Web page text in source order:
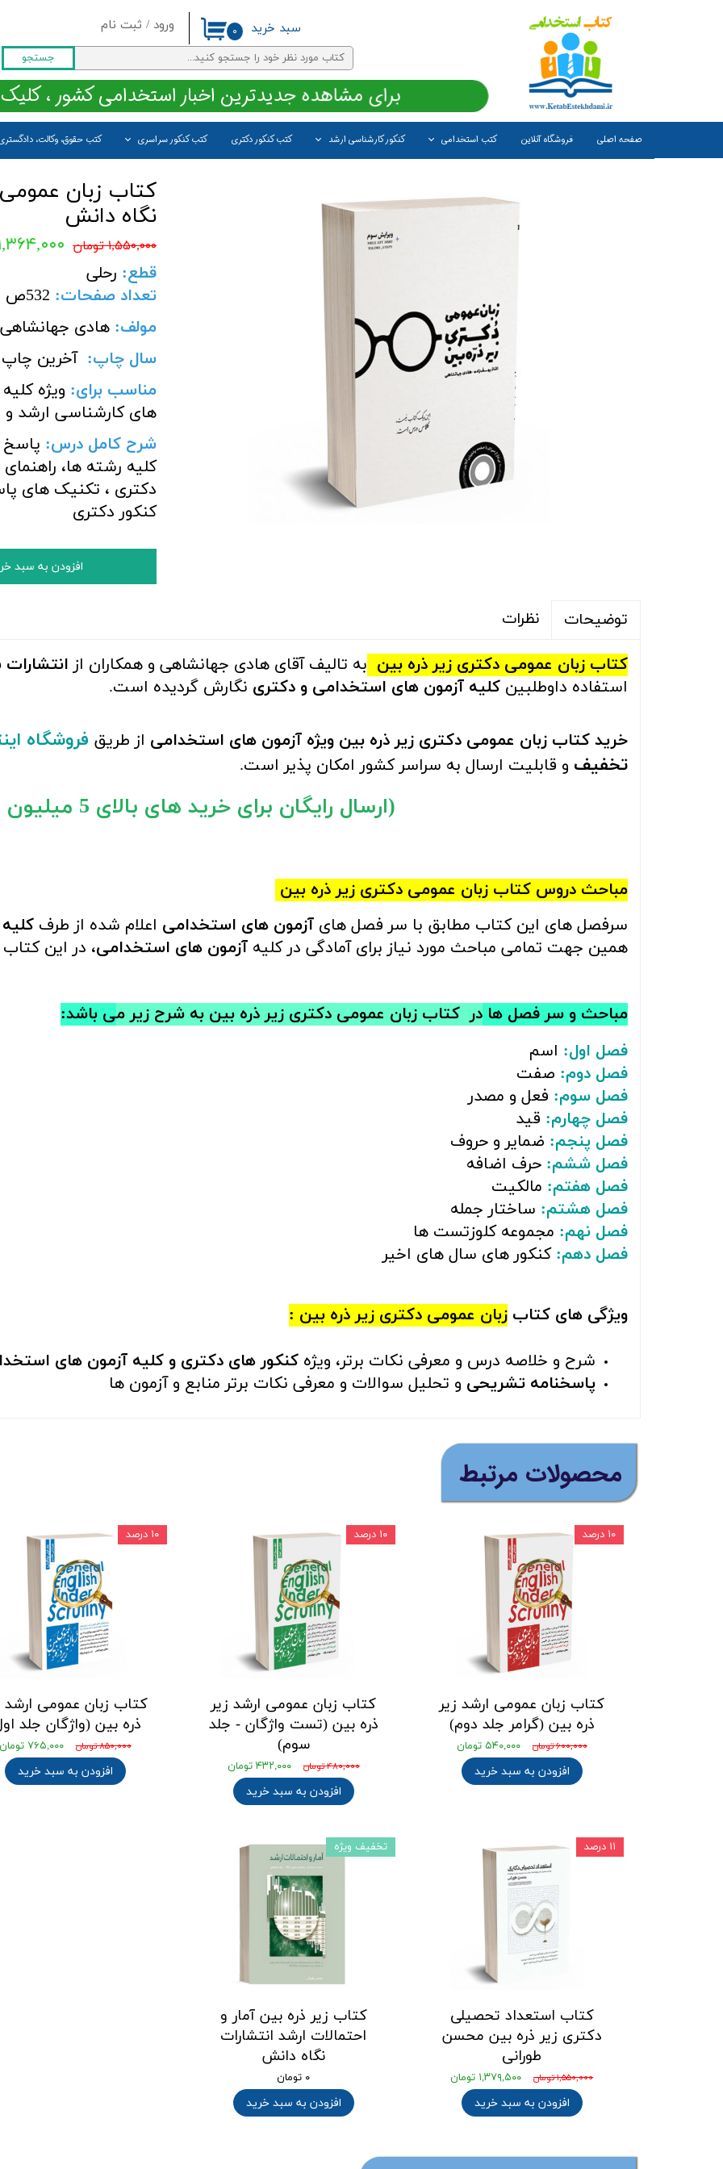
ورود / ثبت نام
حساب کاربری من
تغییر گذر واژه
سفارشات
خروج از حساب کاربری
جستجو
صفحه اصلی فروشگاه آنلاین کتب استخدامی کنکور کارشناسی ارشد کتب کنکور دکتری کتب کنکور سراسری کتب حقوق، وکالت،
۰ سبد خرید
برای مشاهده جدیدترین اخبار استخدامی کشور ،
کتاب زبان
نگاه دانش
۱,۵۵۰,۰۰۰ تومان ۱,۳۶۴,۰۰۰
قطع: رحلی
تعداد صفحات:
532ص
مولف: هادی
سال چاپ: آخرین چاپ
مناسب برای: ویژه
های کارشناسی ارشد و
شرح کامل درس: پاسخ
کلیه رشته ها،
دکتری ، تکنیک های
کنکور دکتری
افزودن به سبد
توضیحات نظرات
کتاب زبان عمومی دکتری زیر ذره بین به تالیف آقای هادی جهانشاهی و همکاران از
استفاده داوطلبین کلیه آزمون های استخدامی و دکتری نگارش گردیده است.
خرید کتاب زبان عمومی دکتری زیر ذره بین ویژه آزمون های استخدامی از طریق فروشگاه
تخفیف و قابلیت ارسال به سراسر کشور امکان پذیر است.
(ارسال رایگان برای خرید های بالای 5 میلیون تومان)
مباحث دروس کتاب زبان عمومی دکتری زیر ذره بین
سرفصل های این کتاب مطابق با سر فصل های آزمون های استخدامی اعلام شده از طرف
همین جهت تمامی مباحث مورد نیاز برای آمادگی در کلیه آزمون های استخدامی، در این
مباحث و سر فصل ها در کتاب‌ زبان عمومی دکتری زیر ذره بین به شرح زیر می باشد:
فصل اول: اسم
فصل دوم: صفت
فصل سوم: فعل و مصدر
فصل چهارم: قید
فصل پنجم: ضمایر و حروف
فصل ششم: حرف اضافه
فصل هفتم: مالکیت
فصل هشتم: ساختار جمله
فصل نهم: مجموعه کلوزتست ها
فصل دهم:کنکور های سال های اخیر
ویژگی های کتاب زبان عمومی دکتری زیر ذره بین :
شرح و خلاصه درس و معرفی نکات برتر، ویژه کنکور های دکتری و کلیه آزمون های
پاسخنامه تشریحی و تحلیل سوالات و معرفی نکات برتر منابع و آزمون ها
​محصولات مرتبط
کتاب زبان عمومی ارشد زیر
ذره بین (گرامر جلد دوم)
۶۰۰,۰۰۰ تومان ۵۴۰,۰۰۰ تومان
افزودن به سبد خرید
۱۰ درصد
کتاب زبان عمومی ارشد زیر
ذره بین (تست واژگان - جلد
سوم)
۴۸۰,۰۰۰ تومان ۴۳۲,۰۰۰ تومان
افزودن به سبد خرید
۱۰ درصد
کتاب زبان عمومی ارشد
ذره بین (واژگان جلد
۸۵۰,۰۰۰ تومان ۷۶۵,۰۰۰ تومان
افزودن به سبد خرید
۱۰ درصد
کتاب استعداد تحصیلی
دکتری زیر ذره بین محسن
طورانی
۱,۵۵۰,۰۰۰ تومان ۱,۳۷۹,۵۰۰ تومان
افزودن به سبد خرید
۱۱ درصد
کتاب زیر ذره بین آمار و
احتمالات ارشد انتشارات
نگاه دانش
۰ تومان
افزودن به سبد خرید
تخفیف ویژه